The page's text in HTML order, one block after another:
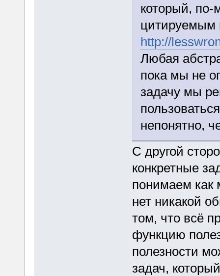
который, по-
цитируемым
http://
Любая
пока мы не
задачу мы
непонятно,
С другой
конкретные
понимаем как
нет никакой
том, что всё
функцию
полезности
задач,